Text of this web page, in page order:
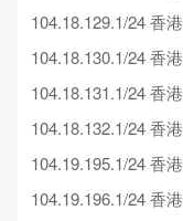
104.18.129.1/24 香港
104.18.130.1/24 香港
104.18.131.1/24 香港
104.18.132.1/24 香港
104.19.195.1/24 香港
104.19.196.1/24 香港